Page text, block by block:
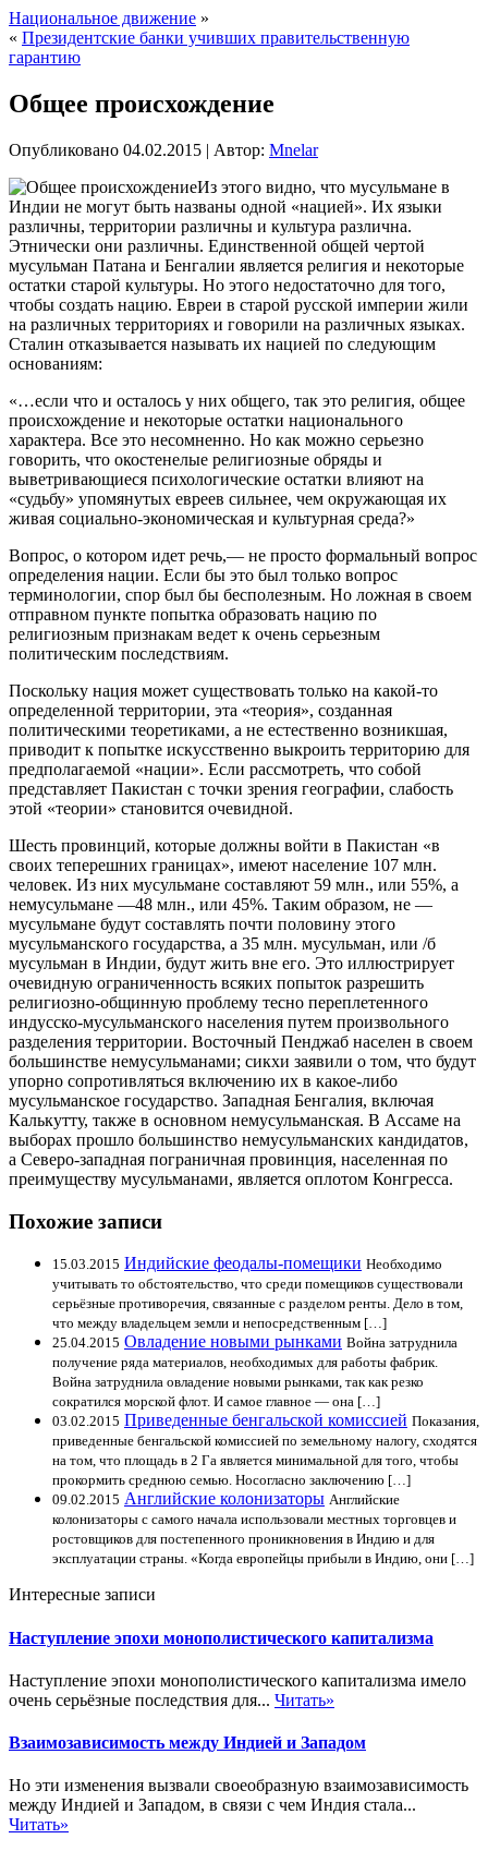
Национальное движение »
« Президентские банки учивших правительственную
гарантию
Общее происхождение
Опубликовано 04.02.2015 | Автор: Mnelar
Из этого видно, что мусульмане в
Индии не могут быть названы одной «нацией». Их языки
различны, территории различны и культура различна.
Этнически они различны. Единственной общей чертой
мусульман Патана и Бенгалии является религия и некоторые
остатки старой культуры. Но этого недостаточно для того,
чтобы создать нацию. Евреи в старой русской империи жили
на различных территориях и говорили на различных языках.
Сталин отказывается называть их нацией по следующим
основаниям:
«…если что и осталось у них общего, так это религия, общее
происхождение и некоторые остатки национального
характера. Все это несомненно. Но как можно серьезно
говорить, что окостенелые религиозные обряды и
выветривающиеся психологические остатки влияют на
«судьбу» упомянутых евреев сильнее, чем окружающая их
живая социально-экономическая и культурная среда?»
Вопрос, о котором идет речь,— не просто формальный вопрос
определения нации. Если бы это был только вопрос
терминологии, спор был бы бесполезным. Но ложная в своем
отправном пункте попытка образовать нацию по
религиозным признакам ведет к очень серьезным
политическим последствиям.
Поскольку нация может существовать только на какой-то
определенной территории, эта «теория», созданная
политическими теоретиками, а не естественно возникшая,
приводит к попытке искусственно выкроить территорию для
предполагаемой «нации». Если рассмотреть, что собой
представляет Пакистан с точки зрения географии, слабость
этой «теории» становится очевидной.
Шесть провинций, которые должны войти в Пакистан «в
своих теперешних границах», имеют население 107 млн.
человек. Из них мусульмане составляют 59 млн., или 55%, а
немусульмане —48 млн., или 45%. Таким образом, не —
мусульмане будут составлять почти половину этого
мусульманского государства, а 35 млн. мусульман, или /б
мусульман в Индии, будут жить вне его. Это иллюстрирует
очевидную ограниченность всяких попыток разрешить
религиозно-общинную проблему тесно переплетенного
индусско-мусульманского населения путем произвольного
разделения территории. Восточный Пенджаб населен в своем
большинстве немусульманами; сикхи заявили о том, что будут
упорно сопротивляться включению их в какое-либо
мусульманское государство. Западная Бенгалия, включая
Калькутту, также в основном немусульманская. В Ассаме на
выборах прошло большинство немусульманских кандидатов,
а Северо-западная пограничная провинция, населенная по
преимуществу мусульманами, является оплотом Конгресса.
Похожие записи
15.03.2015 Индийские феодалы-помещики Необходимо
учитывать то обстоятельство, что среди помещиков существовали
серьёзные противоречия, связанные с разделом ренты. Дело в том,
что между владельцем земли и непосредственным […]
25.04.2015 Овладение новыми рынками Война затруднила
получение ряда материалов, необходимых для работы фабрик.
Война затруднила овладение новыми рынками, так как резко
сократился морской флот. И самое главное — она […]
03.02.2015 Приведенные бенгальской комиссией Показания,
приведенные бенгальской комиссией по земельному налогу, сходятся
на том, что площадь в 2 Га является минимальной для того, чтобы
прокормить среднюю семью. Носогласно заключению […]
09.02.2015 Английские колонизаторы Английские
колонизаторы с самого начала использовали местных торговцев и
ростовщиков для постепенного проникновения в Индию и для
эксплуатации страны. «Когда европейцы прибыли в Индию, они […]
Интересные записи
Наступление эпохи монополистического капитализма
Наступление эпохи монополистического капитализма имело
очень серьёзные последствия для... Читать»
Взаимозависимость между Индией и Западом
Но эти изменения вызвали своеобразную взаимозависимость
между Индией и Западом, в связи с чем Индия стала...
Читать»